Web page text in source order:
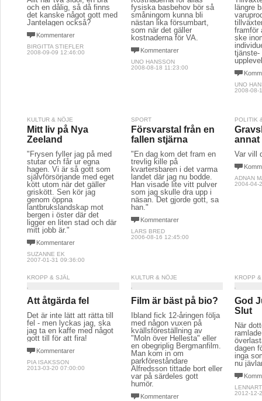
och en dålig, så då finns
det kanske något gott med
Jantelagen också?
Kommentarer
BIRGITTA STIEFLER
2008-09-09 12:46:00
fysiska basbehov bör så
småningom kunna bli
nästan lika försumbart,
som när det gäller
kostnaderna för VA.
Kommentarer
UNO HANSSON
2008-08-18 11:23:00
längre
framför
ske
tjänste-
UNO
2008-08-
KULTUR & NÖJE
Mitt liv på Nya
Zeeland
"Frysen fyller jag på med
stutar och får ur egna
hagen. Vi är så gott som
självförsörjande med eget
kött utom när det gäller
griskött. Sen kör jag
genom öppna
lantbrukslandskap mot
bergen i öster där det
ligger en liten stad och där
mitt jobb är."
Kommentarer
SUZANNE EK
2007-01-31 09:36:00
SPORT
Försvarstal från en
fallen stjärna
"En dag kom det fram en
trevlig kille på
kvartersbaren i det varma
landet där jag nu bodde.
Han visade lite vitt pulver
som jag skulle dra upp i
näsan. Det gjorde gott, sa
han."
Kommentarer
LARS BRED
2006-08-16 12:45:00
POLITIK
annat
Var vill
ADNAN
2004-04-
KROPP & SJÄL
Att åtgärda fel
Det är inte lätt att rätta till
fel - men lyckas jag, ska
jag ta en kaffe med något
gott till för att fira!
Kommentarer
PIA ISAKSSON
2013-03-20 07:00:00
KULTUR & NÖJE
Film är bäst på bio?
Ibland fick 12-åringen följa
med någon vuxen på
kvällsföreställning av
"Moln över Hellesta" eller
en obegriplig Bergmanfilm.
Man kom in om
parkföreståndare
Alfredsson tittade bort eller
var på särdeles gott
humör.
Kommentarer
KROPP
God
Slut
När
dagen
inga
nu
2012-12-